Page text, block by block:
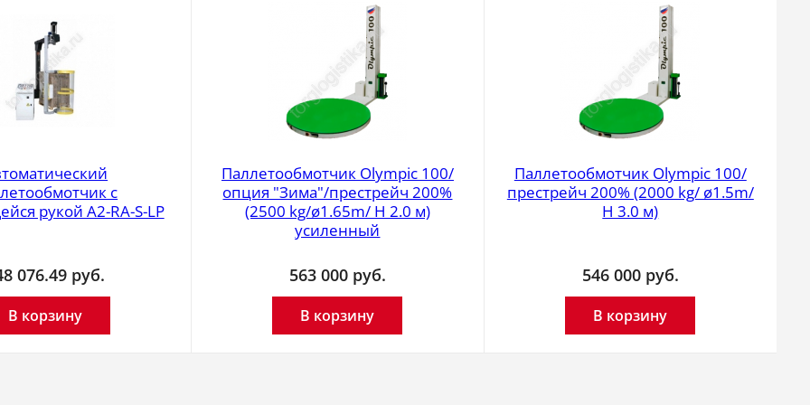
с
рукой A2-RA-S-LP
076.49 руб.
В корзину
Паллетообмотчик Olympic 100/
опция "Зима"/престрейч 200%
(2500 kg/ø1.65m/ H 2.0 м)
усиленный
563 000 руб.
В корзину
Паллетообмотчик Olympic 100/
престрейч 200% (2000 kg/ ø1.5m/
H 3.0 м)
546 000 руб.
В корзину